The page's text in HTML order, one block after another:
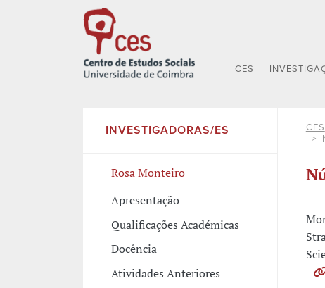
CES
INVESTIGADORAS/ES
Rosa Monteiro
Apresentação
Qualificações Académicas
Docência
Atividades Anteriores
CES